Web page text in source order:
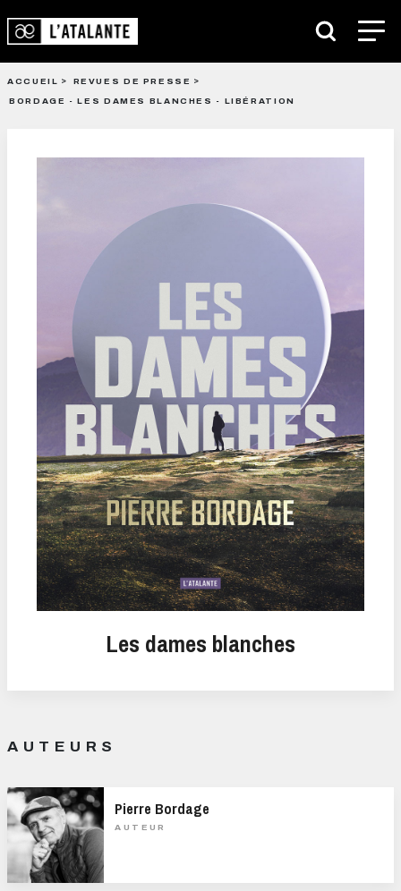
ACCUEIL
REVUES DE PRESSE
BORDAGE - LES DAMES BLANCHES - LIBÉRATION
Les dames blanches
AUTEURS
Pierre Bordage
AUTEUR